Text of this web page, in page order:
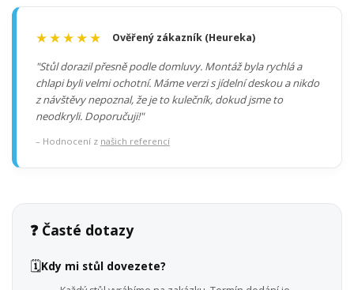
★★★★★ Ověřený zákazník (Heureka)
"Stůl dorazil přesně podle domluvy. Montáž byla rychlá a
chlapi byli velmi ochotní. Máme verzi s jídelní deskou a nikdo
z návštěvy nepoznal, že je to kulečník, dokud jsme to
neodkryli. Doporučuji!"
– Hodnocení z našich referencí
❓ Časté dotazy
🗓️Kdy mi stůl dovezete?